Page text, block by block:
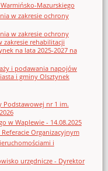
Mazurskiego
w zakresie ochrony
w zakresie ochrony
rehabilitacji
na lata 2025-2027 na
i podawania napojów
i gminy Olsztynek
Podstawowej nr 1 im.
w Waplewie - 14.08.2025
Organizacyjnym
i
urzędnicze - Dyrektor